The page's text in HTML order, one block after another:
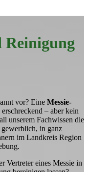
vor? Eine Messie-
– aber kein
unserem Fachwissen die
in ganz
im Landkreis Region
Vertreter eines Messie in